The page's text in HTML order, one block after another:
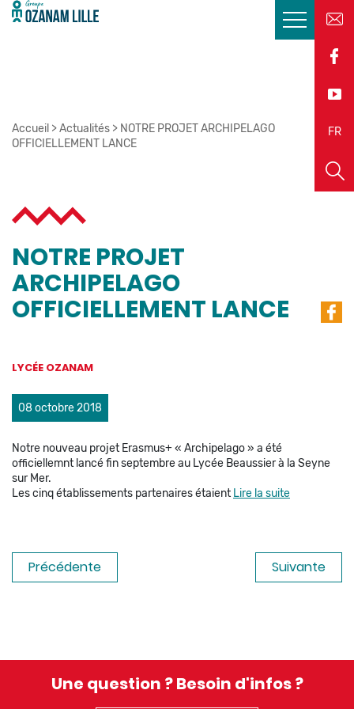
FR
EN
Accueil >Actualités > NOTRE PROJET ARCHIPELAGO
OFFICIELLEMENT LANCE
NOTRE PROJET
ARCHIPELAGO
OFFICIELLEMENT LANCE
LYCÉE OZANAM
08 octobre 2018
Notre nouveau projet Erasmus+ « Archipelago » a été
officiellemnt lancé fin septembre au Lycée Beaussier à la Seyne
sur Mer.
Les cinq établissements partenaires étaient Lire la suite
Précédente Suivante
Une question ? Besoin d'infos ?